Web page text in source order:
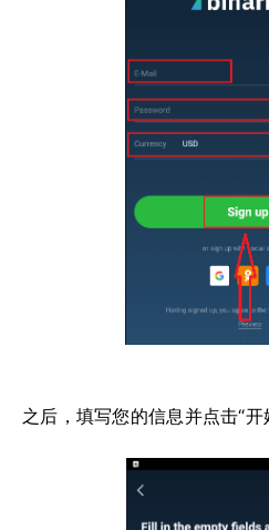
之后，填写您的信息并点击“开